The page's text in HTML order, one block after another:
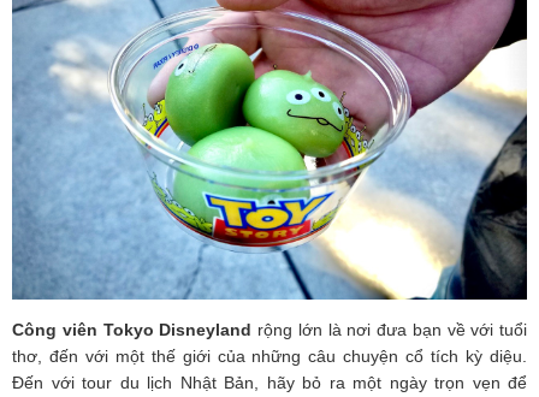
Công viên Tokyo Disneyland rộng lớn là nơi đưa bạn về với tuổi
thơ, đến với một thế giới của những câu chuyện cổ tích kỳ diệu.
Đến với tour du lịch Nhật Bản , hãy bỏ ra một ngày trọn vẹn để